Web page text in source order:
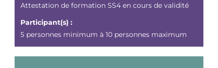
Attestation de formation SS4 en cours de validité
Participant(s) :
5 personnes minimum à 10 personnes maximum